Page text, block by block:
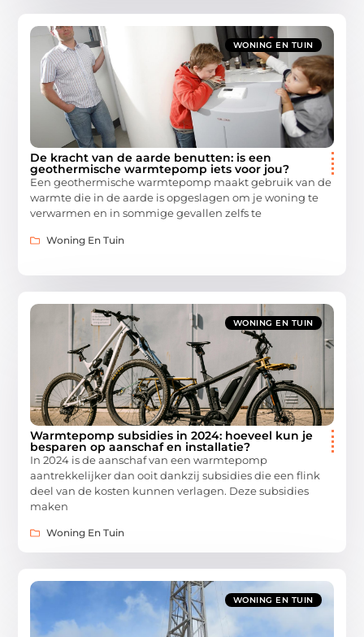
WONING EN TUIN
De kracht van de aarde benutten: is een
geothermische warmtepomp iets voor jou?
Een geothermische warmtepomp maakt gebruik van de
warmte die in de aarde is opgeslagen om je woning te
verwarmen en in sommige gevallen zelfs te
Woning En Tuin
WONING EN TUIN
Warmtepomp subsidies in 2024: hoeveel kun je
besparen op aanschaf en installatie?
In 2024 is de aanschaf van een warmtepomp
aantrekkelijker dan ooit dankzij subsidies die een flink
deel van de kosten kunnen verlagen. Deze subsidies
maken
Woning En Tuin
WONING EN TUIN